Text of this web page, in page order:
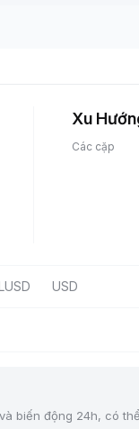
Xu
Các cặp
USD
biến động 24h, có